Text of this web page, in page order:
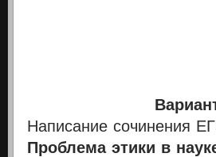
В
Написание сочинения
Проблема этики в